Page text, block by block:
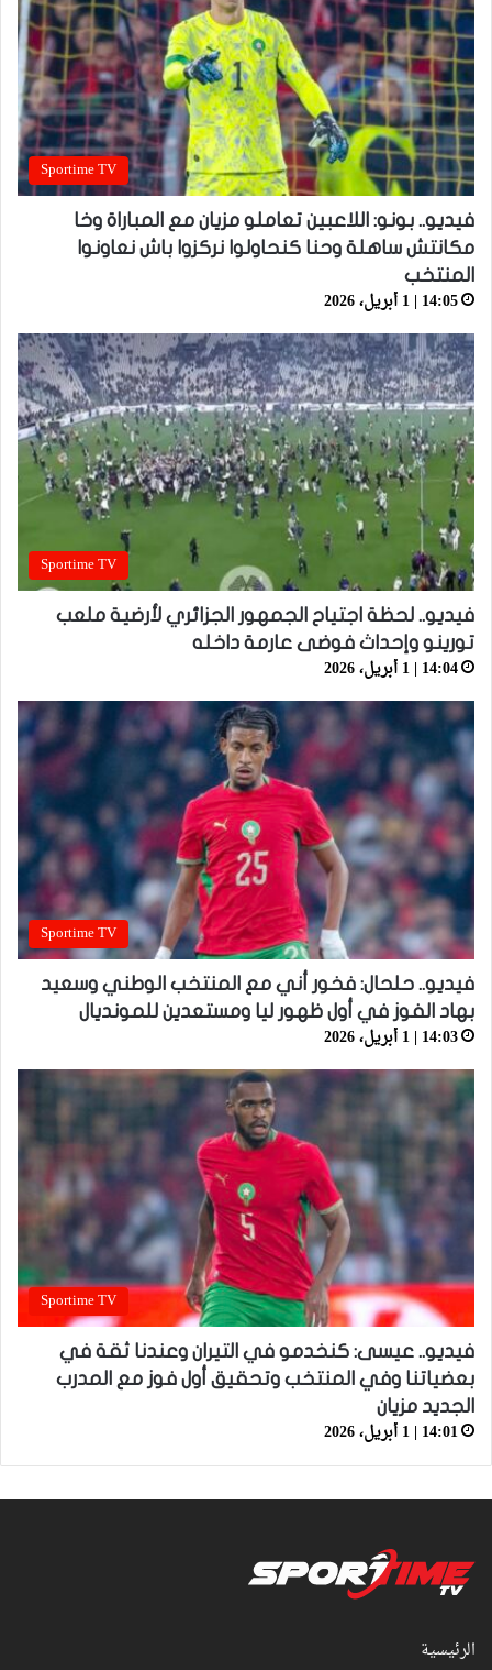
Sportime TV
فيديو.. بونو: اللاعبين تعاملو مزيان مع المباراة وخا
مكانتش ساهلة وحنا كنحاولوا نركزوا باش نعاونوا
المنتخب
14:05 | 1 أبريل، 2026
Sportime TV
فيديو.. لحظة اجتياح الجمهور الجزائري لأرضية ملعب
تورينو وإحداث فوضى عارمة داخله
14:04 | 1 أبريل، 2026
Sportime TV
فيديو.. حلحال: فخور أني مع المنتخب الوطني وسعيد
بهاد الفوز في أول ظهور ليا ومستعدين للمونديال
14:03 | 1 أبريل، 2026
Sportime TV
فيديو.. عيسى: كنخدمو في التيران وعندنا ثقة في
بعضياتنا وفي المنتخب وتحقيق أول فوز مع المدرب
الجديد مزيان
14:01 | 1 أبريل، 2026
الرئيسية